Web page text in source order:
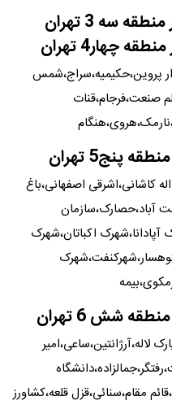
سه 3 تهران
چهار4 تهران
پروین،حکیمیه،سراج،شمس
صنعت،فرجام،قنات
پنج5 تهران
کاشانی،اشرقی اصفهانی،باغ
آباد،حصارک،سازمان
آپادانا،شهرک اکباتان،شهرک
شش 6 تهران
مقام،سنائی،قزل قلعه،کشاورز